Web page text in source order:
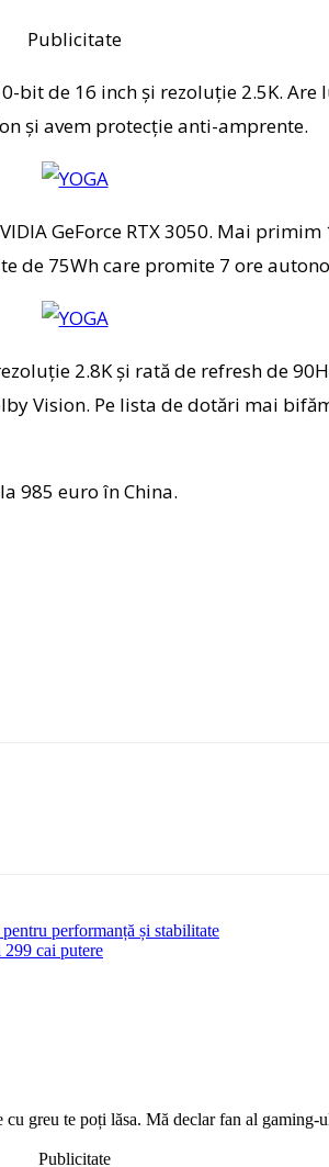
Publicitate
bit de 16 inch și rezoluție 2.5K.
și avem protecție anti-amprente.
GeForce RTX 3050. Mai
de 75Wh care promite 7 ore
2.8K și rată de refresh de
Vision. Pe lista de dotări mai
985 euro în China.
performanță și stabilitate
cai putere
greu te poți lăsa. Mă declar fan al
Publicitate